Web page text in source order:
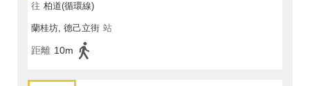
往 柏道(循環線)
蘭桂坊, 德己立街 站
距離 10m